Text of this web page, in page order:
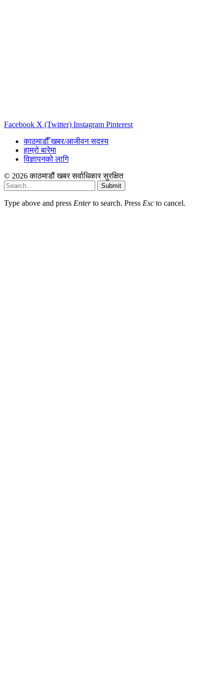
Facebook X (Twitter) Instagram Pinterest
काठमाडौँ खबर/आजीवन सदस्य
हाम्रो बारेमा
विज्ञापनको लागि
© 2026 काठमाडौं खबर सर्वाधिकार सुरक्षित
Submit
Type above and press Enterto search. Press Esc to cancel.